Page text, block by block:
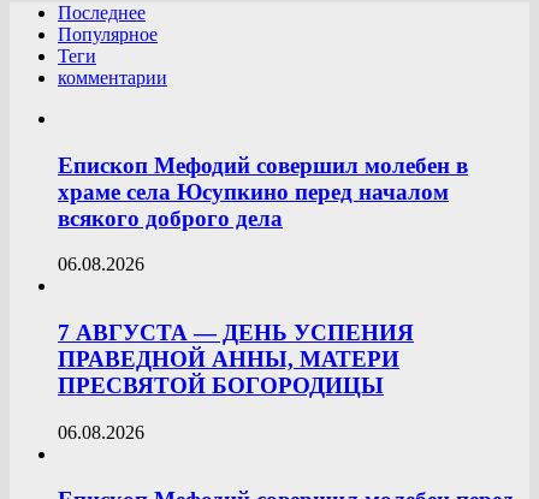
Последнее
Популярное
Теги
комментарии
Епископ Мефодий совершил молебен в
храме села Юсупкино перед началом
всякого доброго дела
06.08.2026
7 АВГУСТА — ДЕНЬ УСПЕНИЯ
ПРАВЕДНОЙ АННЫ, МАТЕРИ
ПРЕСВЯТОЙ БОГОРОДИЦЫ
06.08.2026